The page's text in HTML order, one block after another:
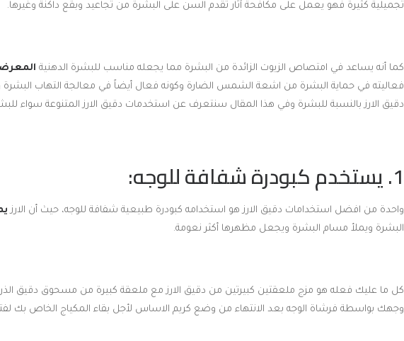
تجميلية كثيرة فهو يعمل على مكافحة آثار تقدم السن على البشرة من تجاعيد وبقع داكنة وغيرها.
كما أنه يساعد في امتصاص الزيوت الزائدة من البشرة مما يجعله مناسب للبشرة الدهنية
فعاليته في حماية البشرة من اشعة الشمس الضارة وكونه فعال أيضاً في معالجة التهاب البشرة
دقيق الارز بالنسبة للبشرة وفي هذا المقال سنتعرف عن استخدمات دقيق الارز المتنوعة سواء
1. يستخدم كبودرة شفافة للوجه:
واحدة من افضل استخدامات دقيق الارز هو استخدامه كبودرة طبيعية شفافة للوجه، حيث أن الارز
البشرة ويملأ مسام البشرة ويجعل مظهرها أكثر نعومة.
كل ما عليك فعله هو مزج ملعقتين كبيرتين من دقيق الارز مع ملعقة كبيرة من مسحوق دقيق
وجهك بواسطة فرشاة الوجه بعد الانتهاء من وضع كريم الاساس لأجل بقاء المكياج الخاص بك